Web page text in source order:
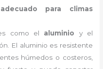
para climas
como el aluminio y el
El aluminio es resistente
húmedos o costeros,